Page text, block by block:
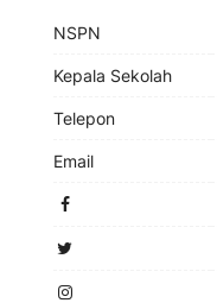
NSPN
Kepala Sekolah
Telepon
Email